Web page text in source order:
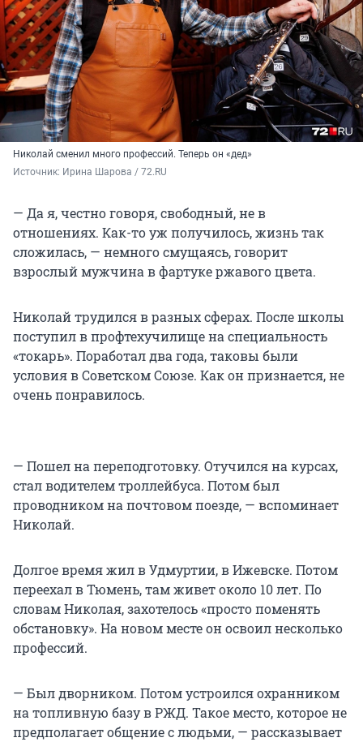
Николай сменил много профессий. Теперь он «дед»
Источник: Ирина Шарова / 72.RU
— Да я, честно говоря, свободный, не в
отношениях. Как-то уж получилось, жизнь так
сложилась, — немного смущаясь, говорит
взрослый мужчина в фартуке ржавого цвета.
Николай трудился в разных сферах. После школы
поступил в профтехучилище на специальность
«токарь». Поработал два года, таковы были
условия в Советском Союзе. Как он признается, не
очень понравилось.
— Пошел на переподготовку. Отучился на курсах,
стал водителем троллейбуса. Потом был
проводником на почтовом поезде, — вспоминает
Николай.
Долгое время жил в Удмуртии, в Ижевске. Потом
переехал в Тюмень, там живет около 10 лет. По
словам Николая, захотелось «просто поменять
обстановку». На новом месте он освоил несколько
профессий.
— Был дворником. Потом устроился охранником
на топливную базу в РЖД. Такое место, которое не
предполагает общение с людьми, — рассказывает